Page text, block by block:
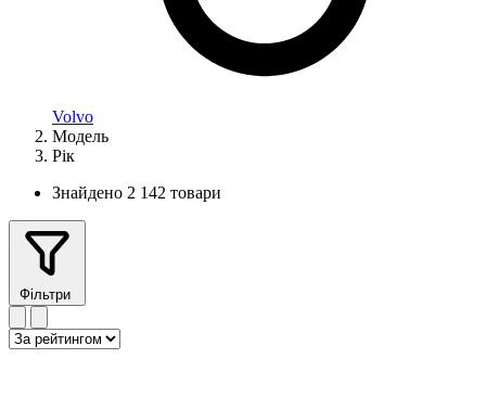
Volvo
Модель
Рік
Знайдено 2 142 товари
Фільтри